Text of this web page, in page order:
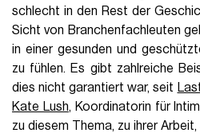
schlecht in den Rest der
Sicht von Branchenfachleuten
in einer gesunden und
zu fühlen. Es gibt zahlreiche
dies nicht garantiert war, seit
Kate Lush, Koordinatorin für
zu diesem Thema, zu ihrer